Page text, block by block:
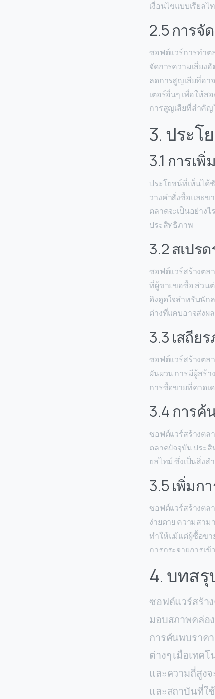
เงื่อนไขแบบเรียล
2.5 การจั
ซอฟต์แวร์การทำต
จัดการความเสี่ยง
ลดการสูญเสียที่อา
เตอร์อื่นๆ เพื่อให้
การสูญเสียที่สำคัญ
3. ประ
3.1 การเ
ประโยชน์ที่เห็นได้
วางคำสั่งซื้อและข
ตลาดจะเป็นอย่าง
ประสิทธิภาพ
3.2 สเปร
ซอฟต์แวร์สร้างตล
ที่ผู้ขายขอซื้อ ส่วน
ดึงดูดใจสำหรับนัก
ต่างที่แคบอาจส่งผ
3.3 เสถีย
ซอฟต์แวร์สร้างตล
ผันผวน การมีผู้สร้
การซื้อขายที่คาดเ
3.4 การ
ซอฟต์แวร์สร้างตล
ตลาดปัจจุบัน ประ
ยลไทม์ ซึ่งเป็นสิ่งส
3.5 เพิ่มก
ซอฟต์แวร์สร้างตล
ง่ายดาย ความสา
ทำให้แม้แต่ผู้ซื้อขา
การกระจายการเ
4. บทสรุ
ซอฟต์แวร์สร้า
มอบสภาพคล่อ
การค้นพบราค
ต่างๆ เมื่อเทค
และความถี่สูง
และสถาบันที่ใ